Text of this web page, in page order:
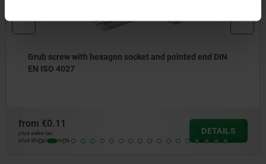
Grub screw with hexagon socket and pointed end DIN
EN ISO 4027
from€0.11
plus sales tax
plus shipping costs
DETAILS